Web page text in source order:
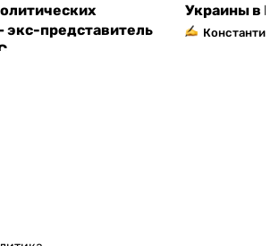
экс-представитель
Украины в
Константин